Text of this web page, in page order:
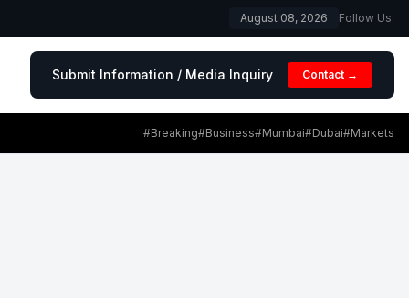
August 08, 2026 Follow Us:
Submit Information / Media Inquiry Contact →
#Breaking#Business#Mumbai#Dubai#Markets